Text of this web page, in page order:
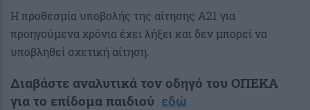
Η προθεσμία υποβολής της αίτησης Α21 για
προηγούμενα χρόνια έχει λήξει και δεν μπορεί να
υποβληθεί σχετική αίτηση.
Διαβάστε αναλυτικά τον οδηγό του ΟΠΕΚΑ
για το επίδομα παιδιού εδώ